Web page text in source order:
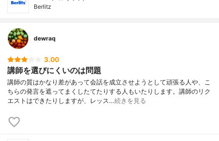
Berlitz
dewraq
3.00
講師を選びにくいのは問題
講師の質はかなり差があって会話を成立させようとして頑張る人や、こ
ちらの発言を遮ってまくしたてたりする人もいたりします。講師のリク
エストはできたりしますが、レッス…続きを見る